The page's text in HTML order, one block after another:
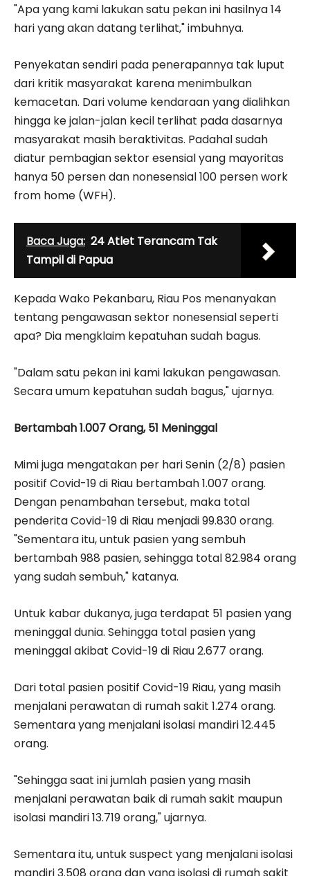
"Apa yang kami lakukan satu pekan ini hasilnya 14
hari yang akan datang terlihat," imbuhnya.
Penyekatan sendiri pada penerapannya tak luput
dari kritik masyarakat karena menimbulkan
kemacetan. Dari volume kendaraan yang dialihkan
hingga ke jalan-jalan kecil terlihat pada dasarnya
masyarakat masih beraktivitas. Padahal sudah
diatur pembagian sektor esensial yang mayoritas
hanya 50 persen dan nonesensial 100 persen work
from home (WFH).
Baca Juga: 24 Atlet Terancam Tak
Tampil di Papua
Kepada Wako Pekanbaru, Riau Pos menanyakan
tentang pengawasan sektor nonesensial seperti
apa? Dia mengklaim kepatuhan sudah bagus.
"Dalam satu pekan ini kami lakukan pengawasan.
Secara umum kepatuhan sudah bagus," ujarnya.
Bertambah 1.007 Orang, 51 Meninggal
Mimi juga mengatakan per hari Senin (2/8) pasien
positif Covid-19 di Riau bertambah 1.007 orang.
Dengan penambahan tersebut, maka total
penderita Covid-19 di Riau menjadi 99.830 orang.
"Sementara itu, untuk pasien yang sembuh
bertambah 988 pasien, sehingga total 82.984 orang
yang sudah sembuh," katanya.
Untuk kabar dukanya, juga terdapat 51 pasien yang
meninggal dunia. Sehingga total pasien yang
meninggal akibat Covid-19 di Riau 2.677 orang.
Dari total pasien positif Covid-19 Riau, yang masih
menjalani perawatan di rumah sakit 1.274 orang.
Sementara yang menjalani isolasi mandiri 12.445
orang.
"Sehingga saat ini jumlah pasien yang masih
menjalani perawatan baik di rumah sakit maupun
isolasi mandiri 13.719 orang," ujarnya.
Sementara itu, untuk suspect yang menjalani isolasi
mandiri 3.508 orang dan yang isolasi di rumah sakit